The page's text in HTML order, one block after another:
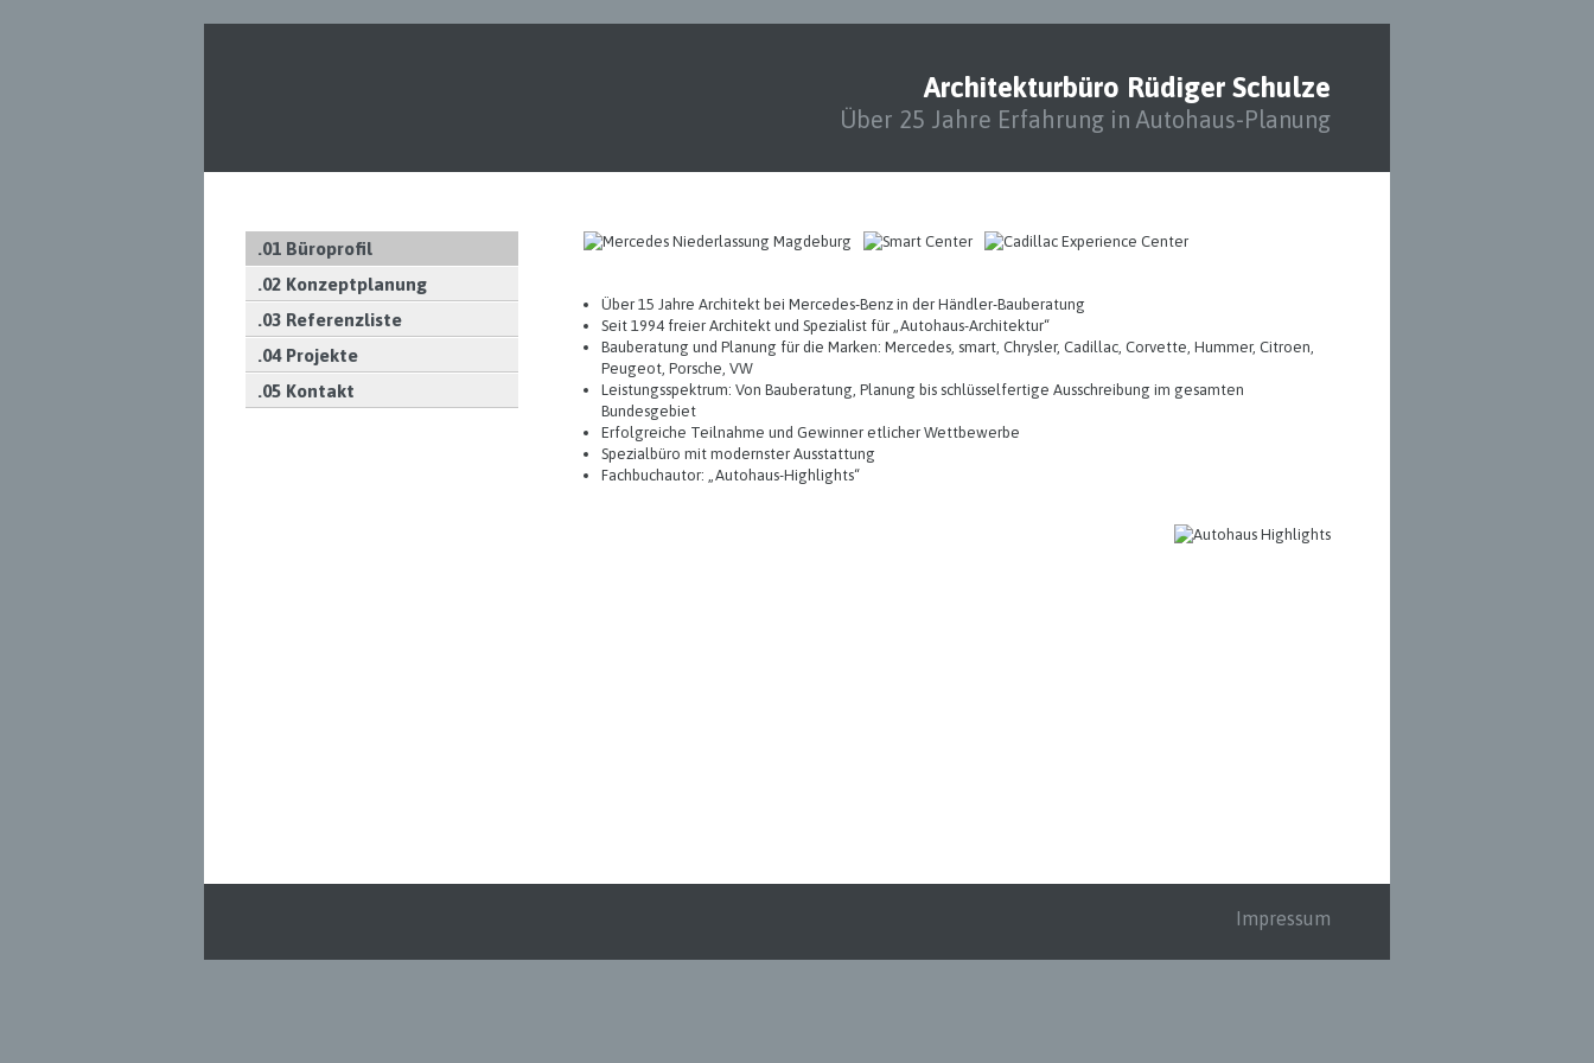
Architekturbüro Rüdiger Schulze
Über 25 Jahre Erfahrung in Autohaus-Planung
Über 15 Jahre Architekt bei Mercedes-Benz in der Händler-Bauberatung
Seit 1994 freier Architekt und Spezialist für „Autohaus-Architektur“
Bauberatung und Planung für die Marken: Mercedes, smart, Chrysler, Cadillac, Corvette, Hummer, Citroen,
Peugeot, Porsche, VW
Leistungsspektrum: Von Bauberatung, Planung bis schlüsselfertige Ausschreibung im gesamten
Bundesgebiet
Erfolgreiche Teilnahme und Gewinner etlicher Wettbewerbe
Spezialbüro mit modernster Ausstattung
Fachbuchautor: „Autohaus-Highlights“
.01 Büroprofil
.02 Konzeptplanung
.03 Referenzliste
.04 Projekte
.05 Kontakt
Impressum